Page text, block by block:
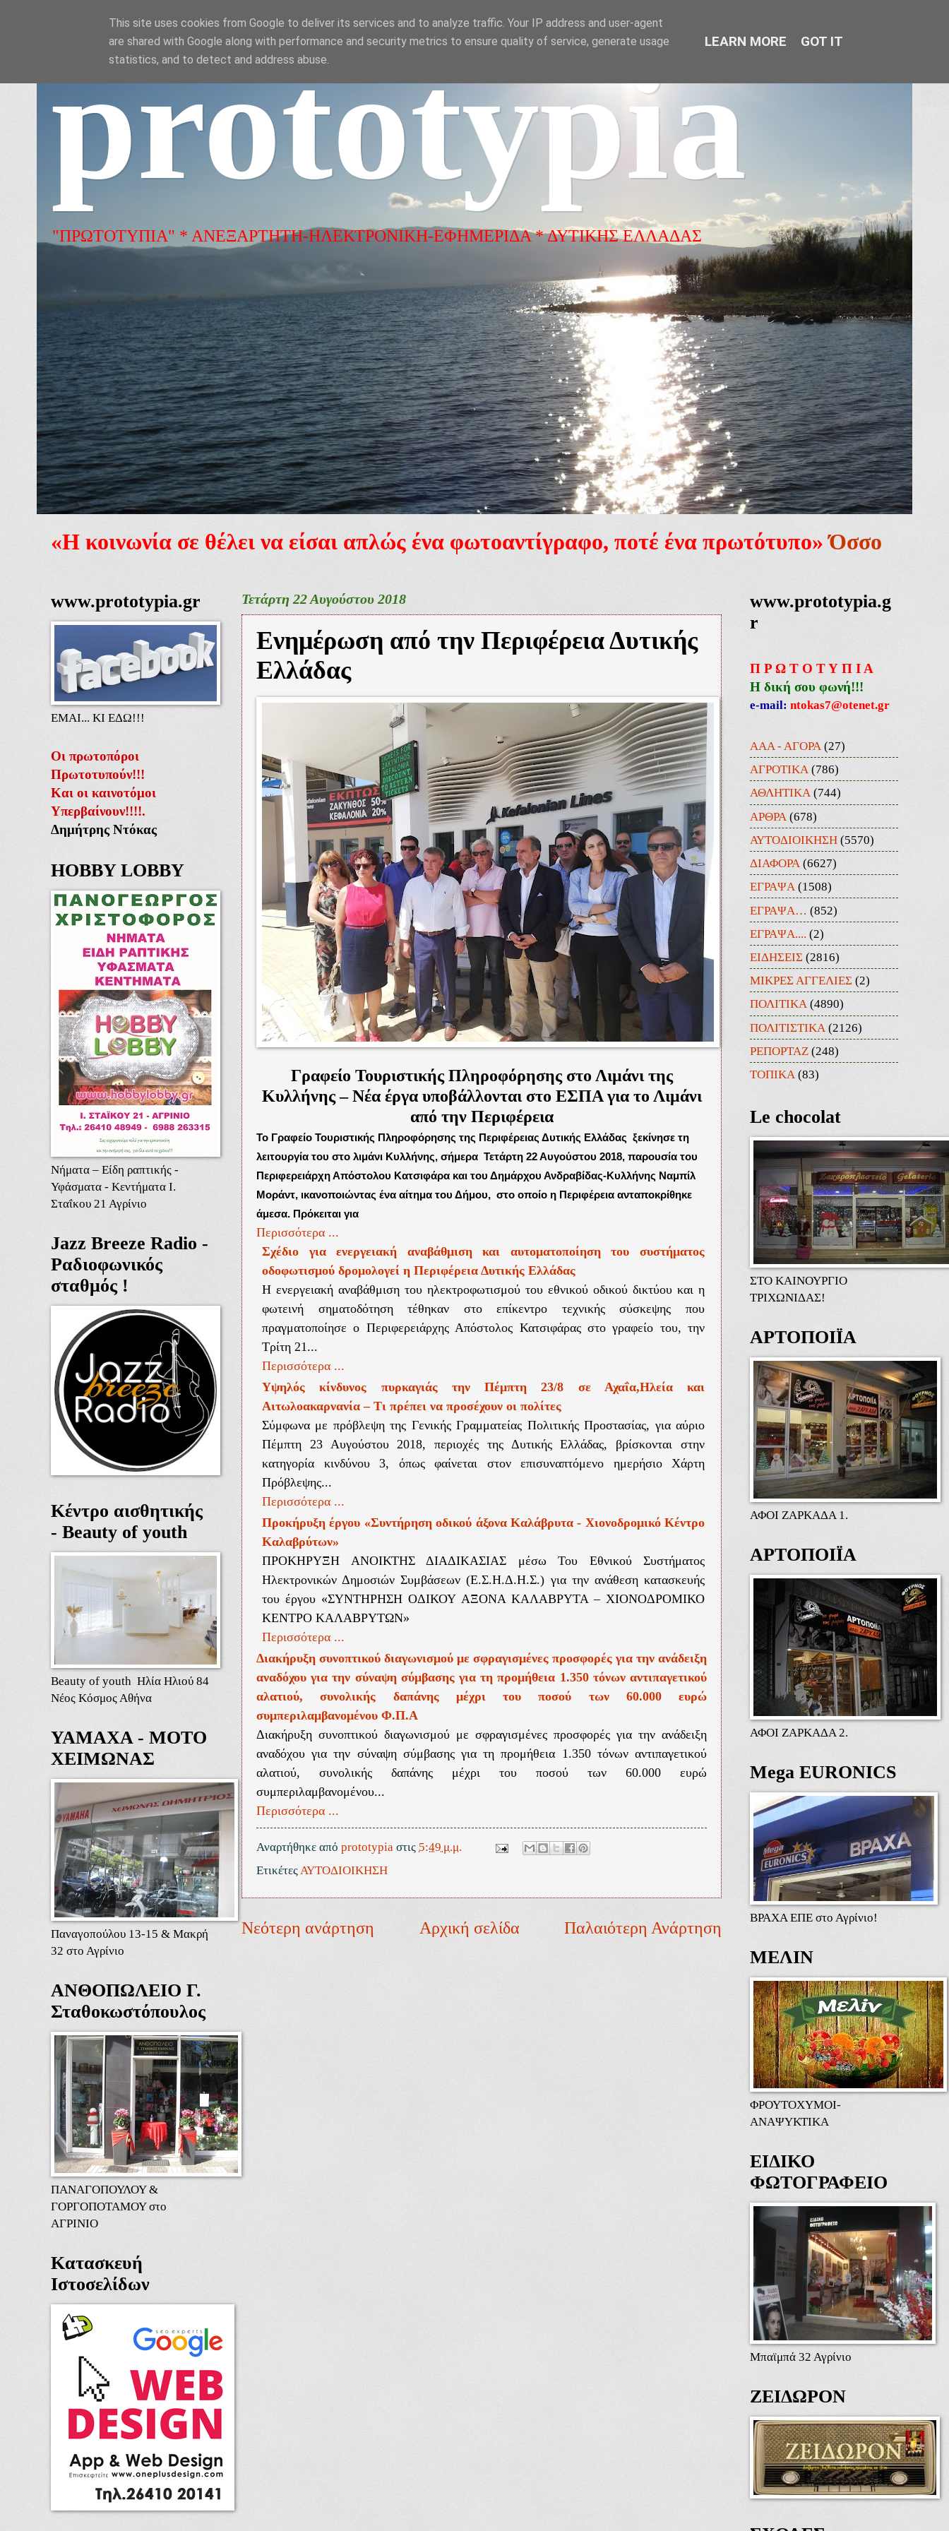
prototypia
"ΠΡΩΤΟΤΥΠΙΑ" * ΑΝΕΞΑΡΤΗΤΗ-ΗΛΕΚΤΡΟΝΙΚΗ-ΕΦΗΜΕΡΙΔΑ * ΔΥΤΙΚΗΣ ΕΛΛΑΔΑΣ
«Η κοινωνία σε θέλει να είσαι απλώς ένα φωτοαντίγραφο, ποτέ ένα πρωτότυπο» Όσσο
Τετάρτη 22 Αυγούστου 2018
Ενημέρωση από την Περιφέρεια Δυτικής
Ελλάδας
Γραφείο Τουριστικής Πληροφόρησης στο Λιμάνι της
Κυλλήνης – Νέα έργα υποβάλλονται στο ΕΣΠΑ για το Λιμάνι
από την Περιφέρεια
Το Γραφείο Τουριστικής Πληροφόρησης της Περιφέρειας Δυτικής Ελλάδας ξεκίνησε τη
λειτουργία του στο λιμάνι Κυλλήνης, σήμερα Τετάρτη 22 Αυγούστου 2018, παρουσία του
Περιφερειάρχη Απόστολου Κατσιφάρα και του Δημάρχου Ανδραβίδας-Κυλλήνης Ναμπίλ
Μοράντ, ικανοποιώντας ένα αίτημα του Δήμου, στο οποίο η Περιφέρεια ανταποκρίθηκε
άμεσα. Πρόκειται για
Περισσότερα ...
Σχέδιο για ενεργειακή αναβάθμιση και αυτοματοποίηση του συστήματος
οδοφωτισμού δρομολογεί η Περιφέρεια Δυτικής Ελλάδας
Η ενεργειακή αναβάθμιση του ηλεκτροφωτισμού του εθνικού οδικού δικτύου και η
φωτεινή σηματοδότηση τέθηκαν στο επίκεντρο τεχνικής σύσκεψης που
πραγματοποίησε ο Περιφερειάρχης Απόστολος Κατσιφάρας στο γραφείο του, την
Τρίτη 21...
Περισσότερα ...
Υψηλός κίνδυνος πυρκαγιάς την Πέμπτη 23/8 σε Αχαΐα,Ηλεία και
Αιτωλοακαρνανία – Τι πρέπει να προσέχουν οι πολίτες
Σύμφωνα με πρόβλεψη της Γενικής Γραμματείας Πολιτικής Προστασίας, για αύριο
Πέμπτη 23 Αυγούστου 2018, περιοχές της Δυτικής Ελλάδας, βρίσκονται στην
κατηγορία κινδύνου 3, όπως φαίνεται στον επισυναπτόμενο ημερήσιο Χάρτη
Πρόβλεψης...
Περισσότερα ...
Προκήρυξη έργου «Συντήρηση οδικού άξονα Καλάβρυτα - Χιονοδρομικό Κέντρο
Καλαβρύτων»
ΠΡΟΚΗΡΥΞΗ ΑΝΟΙΚΤΗΣ ΔΙΑΔΙΚΑΣΙΑΣ μέσω Του Εθνικού Συστήματος
Ηλεκτρονικών Δημοσιών Συμβάσεων (Ε.Σ.Η.Δ.Η.Σ.) για την ανάθεση κατασκευής
του έργου «ΣΥΝΤΗΡΗΣΗ ΟΔΙΚΟΥ ΑΞΟΝΑ ΚΑΛΑΒΡΥΤΑ – ΧΙΟΝΟΔΡΟΜΙΚΟ
ΚΕΝΤΡΟ ΚΑΛΑΒΡΥΤΩΝ»
Περισσότερα ...
Διακήρυξη συνοπτικού διαγωνισμού με σφραγισμένες προσφορές για την ανάδειξη
αναδόχου για την σύναψη σύμβασης για τη προμήθεια 1.350 τόνων αντιπαγετικού
αλατιού, συνολικής δαπάνης μέχρι του ποσού των 60.000 ευρώ
συμπεριλαμβανομένου Φ.Π.Α
Διακήρυξη συνοπτικού διαγωνισμού με σφραγισμένες προσφορές για την ανάδειξη
αναδόχου για την σύναψη σύμβασης για τη προμήθεια 1.350 τόνων αντιπαγετικού
αλατιού, συνολικής δαπάνης μέχρι του ποσού των 60.000 ευρώ
συμπεριλαμβανομένου...
Περισσότερα ...
Αναρτήθηκε από prototypia στις 5:49 μ.μ.
ΕτικέτεςΑΥΤΟΔΙΟΙΚΗΣΗ
Νεότερη ανάρτηση Παλαιότερη Ανάρτηση
Αρχική σελίδα
www.prototypia.gr
ΕΜΑΙ... ΚΙ ΕΔΩ!!!
Οι πρωτοπόροι
Πρωτοτυπούν!!!
Και οι καινοτόμοι
Υπερβαίνουν!!!!.
Δημήτρης Ντόκας
HOBBY LOBBY
Νήματα – Είδη ραπτικής -
Υφάσματα - Κεντήματα Ι.
Σταΐκου 21 Αγρίνιο
Jazz Breeze Radio -
Ραδιοφωνικός
σταθμός !
Κέντρο αισθητικής
- Beauty of youth
Beauty of youth Ηλία Ηλιού 84
Νέος Κόσμος Αθήνα
ΥΑΜΑΧΑ - ΜΟΤΟ
ΧΕΙΜΩΝΑΣ
Παναγοπούλου 13-15 & Μακρή
32 στο Αγρίνιο
ΑΝΘΟΠΩΛΕΙΟ Γ.
Σταθοκωστόπουλος
ΠΑΝΑΓΟΠΟΥΛΟΥ &
ΓΟΡΓΟΠΟΤΑΜΟΥ στο
ΑΓΡΙΝΙΟ
Κατασκευή
Ιστοσελίδων
www.prototypia.g
r
Π Ρ Ω Τ Ο Τ Υ Π Ι Α
Η δική σου φωνή!!!
e-mail: ntokas7@otenet.gr
ΑΑΑ - ΑΓΟΡΑ (27)
ΑΓΡΟΤΙΚΑ (786)
ΑΘΛΗΤΙΚΑ (744)
ΑΡΘΡΑ (678)
ΑΥΤΟΔΙΟΙΚΗΣΗ (5570)
ΔΙΑΦΟΡΑ (6627)
ΕΓΡΑΨΑ (1508)
ΕΓΡΑΨΑ… (852)
ΕΓΡΑΨΑ.... (2)
ΕΙΔΗΣΕΙΣ (2816)
ΜΙΚΡΕΣ ΑΓΓΕΛΙΕΣ (2)
ΠΟΛΙΤΙΚΑ (4890)
ΠΟΛΙΤΙΣΤΙΚΑ (2126)
ΡΕΠΟΡΤΑΖ (248)
ΤΟΠΙΚΑ (83)
Le chocolat
ΣΤΟ ΚΑΙΝΟΥΡΓΙΟ
ΤΡΙΧΩΝΙΔΑΣ!
ΑΡΤΟΠΟΙΪΑ
ΑΦΟΙ ΖΑΡΚΑΔΑ 1.
ΑΡΤΟΠΟΙΪΑ
ΑΦΟΙ ΖΑΡΚΑΔΑ 2.
Mega EURONICS
ΒΡΑΧΑ ΕΠΕ στο Αγρίνιο!
ΜΕΛΙΝ
ΦΡΟΥΤΟΧΥΜΟΙ-
ΑΝΑΨΥΚΤΙΚΑ
ΕΙΔΙΚΟ
ΦΩΤΟΓΡΑΦΕΙΟ
Μπαϊμπά 32 Αγρίνιο
ΖΕΙΔΩΡΟΝ
This site uses cookies from Google to deliver its services and to analyze traffic. Your IP address and user-agent
are shared with Google along with performance and security metrics to ensure quality of service, generate usage
statistics, and to detect and address abuse.
LEARN MORE GOT IT